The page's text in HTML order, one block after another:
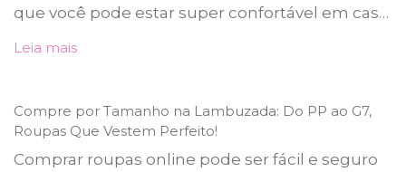
que você pode estar super confortável em casa
camisa estampada que você ama? Ou aquela
Leia mais
Compre por Tamanho na Lambuzada: Do PP ao G7,
Roupas Que Vestem Perfeito!
Comprar roupas online pode ser fácil e seguro